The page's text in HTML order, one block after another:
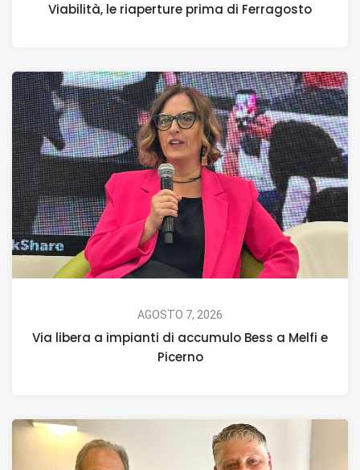
Viabilità, le riaperture prima di Ferragosto
AGOSTO 7, 2026
Via libera a impianti di accumulo Bess a Melfi e
Picerno